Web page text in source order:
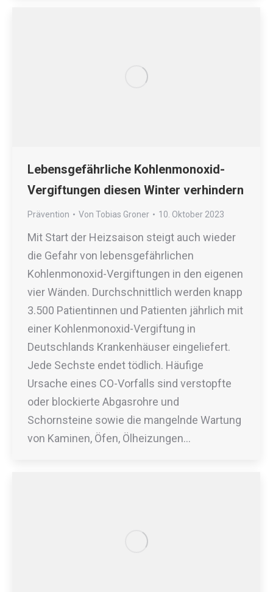
Lebensgefährliche Kohlenmonoxid-
Vergiftungen diesen Winter verhindern
Prävention Von Tobias Groner 10. Oktober 2023
Mit Start der Heizsaison steigt auch wieder
die Gefahr von lebensgefährlichen
Kohlenmonoxid-Vergiftungen in den eigenen
vier Wänden. Durchschnittlich werden knapp
3.500 Patientinnen und Patienten jährlich mit
einer Kohlenmonoxid-Vergiftung in
Deutschlands Krankenhäuser eingeliefert.
Jede Sechste endet tödlich. Häufige
Ursache eines CO-Vorfalls sind verstopfte
oder blockierte Abgasrohre und
Schornsteine sowie die mangelnde Wartung
von Kaminen, Öfen, Ölheizungen…